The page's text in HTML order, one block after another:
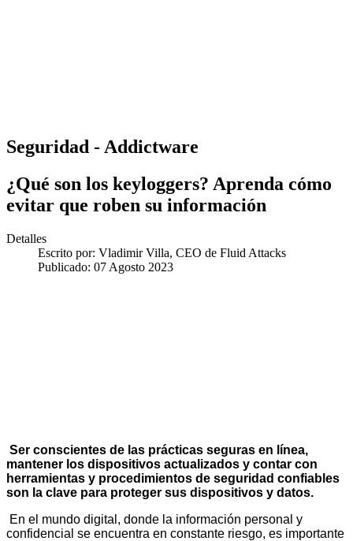
Seguridad - Addictware
¿Qué son los keyloggers? Aprenda cómo
evitar que roben su información
Detalles
Escrito por: Vladimir Villa, CEO de Fluid Attacks
Publicado: 07 Agosto 2023
Ser conscientes de las prácticas seguras en línea,
mantener los dispositivos actualizados y contar con
herramientas y procedimientos de seguridad confiables
son la clave para proteger sus dispositivos y datos.
En el mundo digital, donde la información personal y
confidencial se encuentra en constante riesgo, es importante